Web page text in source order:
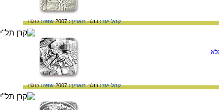
קהל יעד:כולםתאריך:2007 שפה:כולם
קהל יעד:כולםתאריך:2007 שפה:כולם